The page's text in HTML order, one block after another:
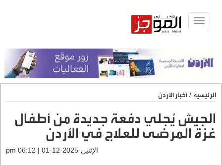
Toggle
الرئيسية / أخبار الأردن
الجيش يُجلي دفعة جديدة من أطفال
غزة المرضى للعلاج في الأردن
الإثنين-2025-12-01 | 06:12 pm